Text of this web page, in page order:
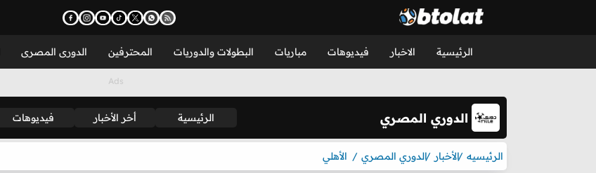
الرئيسية الاخبار فيديوهات مباريات البطولات والدوريات المحترفين الدورى المصرى
الدوري المصري الرئيسية أخر الأخبار فيديوهات
الرئيسيه الأخبار الدوري المصري الأهلي